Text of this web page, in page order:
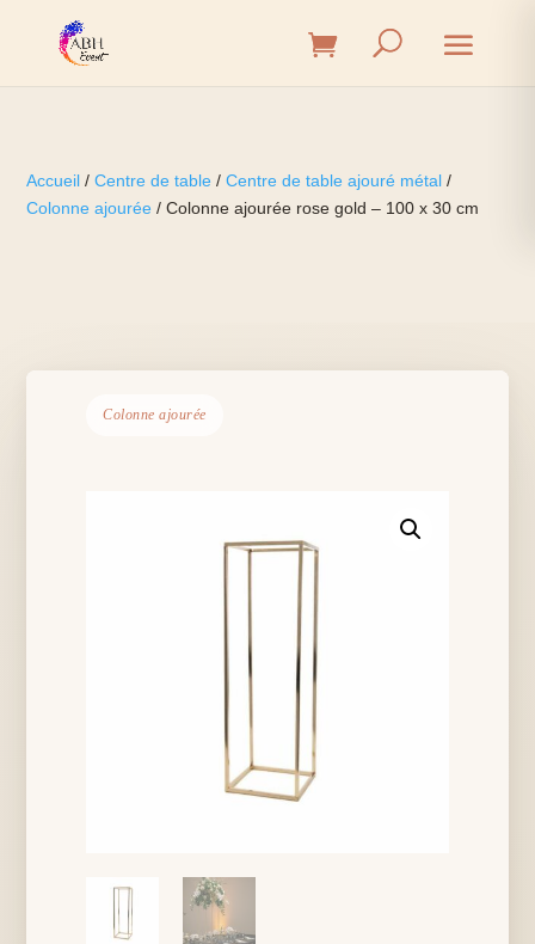
Accueil /Centre de table /Centre de table ajouré métal /
Colonne ajourée / Colonne ajourée rose gold – 100 x 30 cm
Colonne ajourée